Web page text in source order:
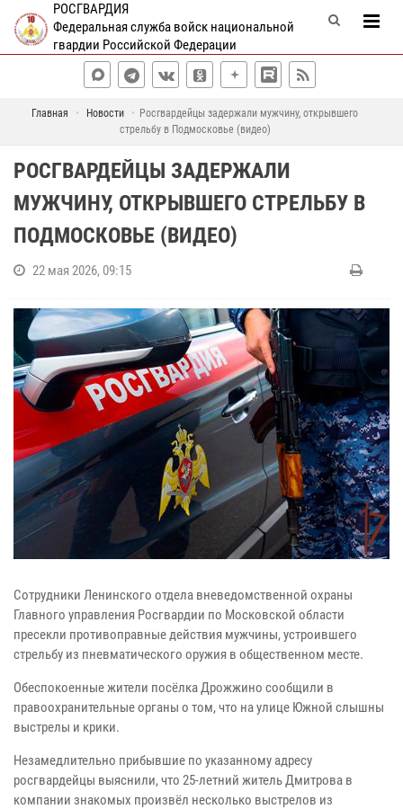
РОСГВАРДИЯ
Федеральная служба войск национальной
гвардии Российской Федерации
Главная Новости
Росгвардейцы задержали мужчину, открывшего
стрельбу в Подмосковье (видео)
РОСГВАРДЕЙЦЫ ЗАДЕРЖАЛИ
МУЖЧИНУ, ОТКРЫВШЕГО СТРЕЛЬБУ В
ПОДМОСКОВЬЕ (ВИДЕО)
22 мая 2026, 09:15
Сотрудники Ленинского отдела вневедомственной охраны
Главного управления Росгвардии по Московской области
пресекли противоправные действия мужчины, устроившего
стрельбу из пневматического оружия в общественном месте.
Обеспокоенные жители посёлка Дрожжино сообщили в
правоохранительные органы о том, что на улице Южной слышны
выстрелы и крики.
Незамедлительно прибывшие по указанному адресу
росгвардейцы выяснили, что 25-летний житель Дмитрова в
компании знакомых произвёл несколько выстрелов из